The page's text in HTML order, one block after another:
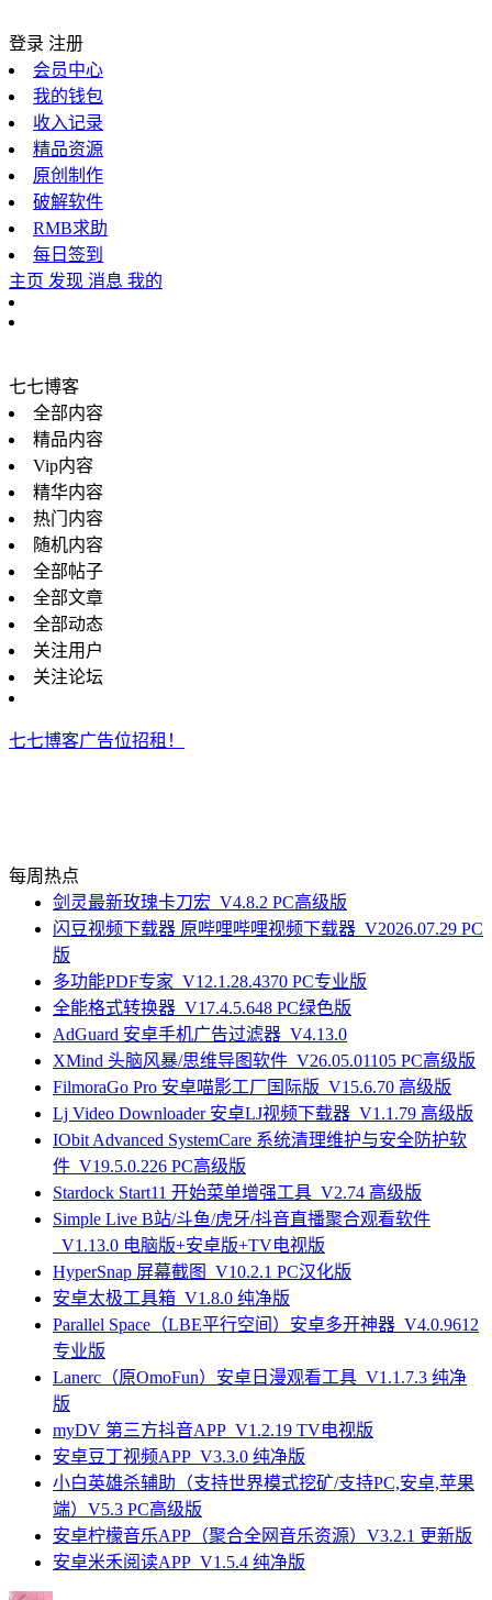
登录 注册
会员中心
我的钱包
收入记录
精品资源
原创制作
破解软件
RMB求助
每日签到
主页 发现 消息 我的
七七博客
全部内容
精品内容
Vip内容
精华内容
热门内容
随机内容
全部帖子
全部文章
全部动态
关注用户
关注论坛
七七博客广告位招租！
每周热点
剑灵最新玫瑰卡刀宏_V4.8.2 PC高级版
闪豆视频下载器 原哔哩哔哩视频下载器_V2026.07.29 PC
版
多功能PDF专家_V12.1.28.4370 PC专业版
全能格式转换器_V17.4.5.648 PC绿色版
AdGuard 安卓手机广告过滤器_V4.13.0
XMind 头脑风暴/思维导图软件_V26.05.01105 PC高级版
FilmoraGo Pro 安卓喵影工厂国际版_V15.6.70 高级版
Lj Video Downloader 安卓LJ视频下载器_V1.1.79 高级版
IObit Advanced SystemCare 系统清理维护与安全防护软
件_V19.5.0.226 PC高级版
Stardock Start11 开始菜单增强工具_V2.74 高级版
Simple Live B站/斗鱼/虎牙/抖音直播聚合观看软件
_V1.13.0 电脑版+安卓版+TV电视版
HyperSnap 屏幕截图_V10.2.1 PC汉化版
安卓太极工具箱_V1.8.0 纯净版
Parallel Space（LBE平行空间）安卓多开神器_V4.0.9612
专业版
Lanerc（原OmoFun）安卓日漫观看工具_V1.1.7.3 纯净
版
myDV 第三方抖音APP_V1.2.19 TV电视版
安卓豆丁视频APP_V3.3.0 纯净版
小白英雄杀辅助（支持世界模式挖矿/支持PC,安卓,苹果
端）V5.3 PC高级版
安卓柠檬音乐APP（聚合全网音乐资源）V3.2.1 更新版
安卓米禾阅读APP_V1.5.4 纯净版